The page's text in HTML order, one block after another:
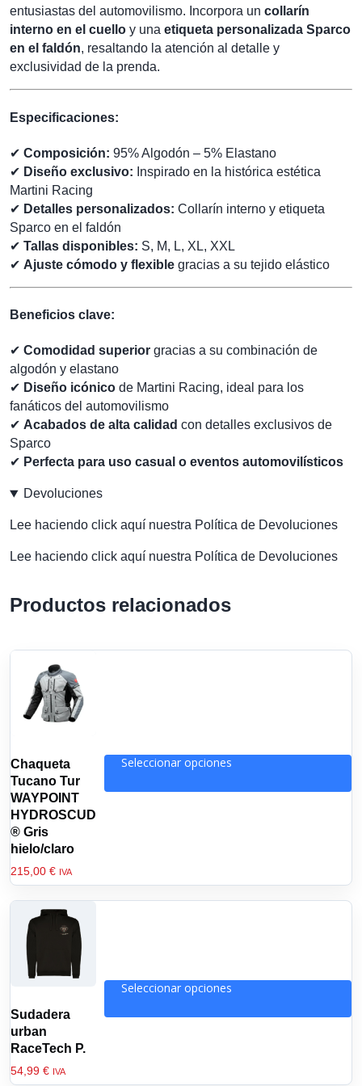
entusiastas del automovilismo. Incorpora un collarín
interno en el cuello y una etiqueta personalizada Sparco
en el faldón, resaltando la atención al detalle y
exclusividad de la prenda.
Especificaciones:
✔ Composición: 95% Algodón – 5% Elastano
✔ Diseño exclusivo: Inspirado en la histórica estética
Martini Racing
✔ Detalles personalizados: Collarín interno y etiqueta
Sparco en el faldón
✔ Tallas disponibles: S, M, L, XL, XXL
✔ Ajuste cómodo y flexible gracias a su tejido elástico
Beneficios clave:
✔ Comodidad superior gracias a su combinación de
algodón y elastano
✔ Diseño icónico de Martini Racing, ideal para los
fanáticos del automovilismo
✔ Acabados de alta calidad con detalles exclusivos de
Sparco
✔ Perfecta para uso casual o eventos automovilísticos
Devoluciones
Lee haciendo click aquí nuestra Política de Devoluciones
Lee haciendo click aquí nuestra Política de Devoluciones
Productos relacionados
Chaqueta
Tucano Tur
WAYPOINT
HYDROSCUD
® Gris
hielo/claro
215,00 € IVA
Seleccionar opciones
Este
producto
tiene
múltiples
variantes.
Las
opciones
se
pueden
elegir
de
producto
Sudadera
urban
RaceTech P.
54,99 € IVA
Seleccionar opciones
producto
tiene
múltiples
variantes.